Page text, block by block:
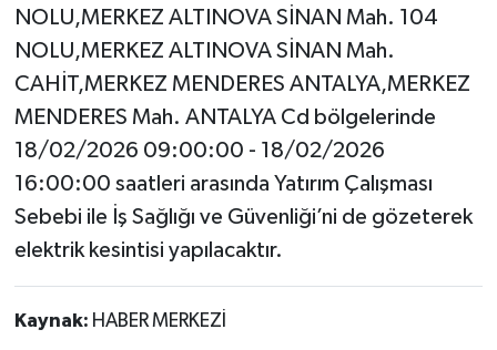
NOLU,MERKEZ ALTINOVA SİNAN Mah. 104
NOLU,MERKEZ ALTINOVA SİNAN Mah.
CAHİT,MERKEZ MENDERES ANTALYA,MERKEZ
MENDERES Mah. ANTALYA Cd bölgelerinde
18/02/2026 09:00:00 - 18/02/2026
16:00:00 saatleri arasında Yatırım Çalışması
Sebebi ile İş Sağlığı ve Güvenliği’ni de gözeterek
elektrik kesintisi yapılacaktır.
Kaynak: HABER MERKEZİ